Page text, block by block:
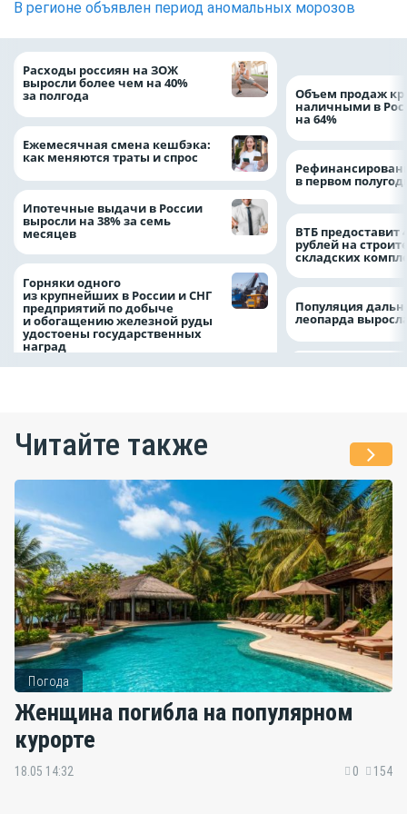
В регионе объявлен период аномальных морозов
Расходы россиян на ЗОЖ
выросли более чем на 40%
за полгода
Ежемесячная смена кешбэка:
как меняются траты и спрос
Ипотечные выдачи в России
выросли на 38% за семь
месяцев
Горняки одного
из крупнейших в России и СНГ
предприятий по добыче
и обогащению железной руды
удостоены государственных
наград
Объем продаж
наличными в
на 64%
в первом
ВТБ предоставит
рублей на
складских
Популяция
леопарда
Читайте также
Погода
Женщина погибла на популярном
курорте
18.05 14:32 0 154